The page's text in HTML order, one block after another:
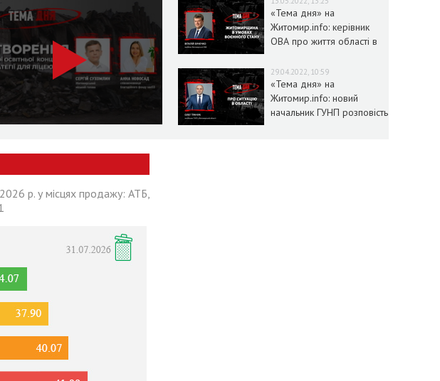
«Тема дня» на
Житомир.info: керівник
ОВА про життя області в
29.04.2022, 10:59
«Тема дня» на
Житомир.info: новий
начальник ГУНП розповість
р. у місцях продажу: АТБ,